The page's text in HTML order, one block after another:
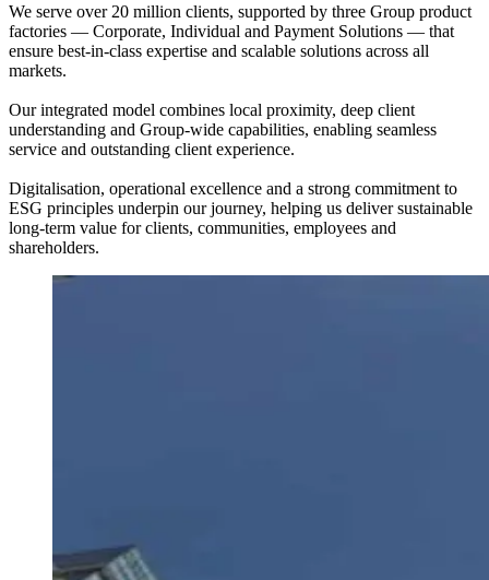
We serve over 20 million clients, supported by three Group product
factories — Corporate, Individual and Payment Solutions — that
ensure best‑in‑class expertise and scalable solutions across all
markets.
Our integrated model combines local proximity, deep client
understanding and Group‑wide capabilities, enabling seamless
service and outstanding client experience.
Digitalisation, operational excellence and a strong commitment to
ESG principles underpin our journey, helping us deliver sustainable
long‑term value for clients, communities, employees and
shareholders.